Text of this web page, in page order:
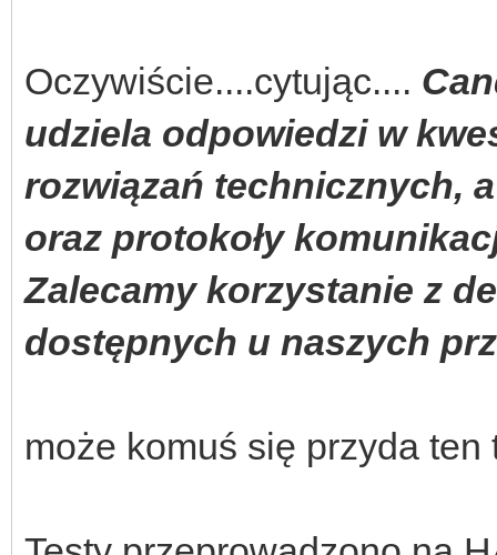
[}]]*,/i'
,$json $r
//wyszukiwanie
if ( strlen $r [
<8) {$r [1] .=
ta na wypadek bledu
$d=str_split($r[1
//
vout0=".$d[0].
Oczywiście....cytując....
udziela odpowiedzi w
rozwiązań technicznych,
oraz protokoły
Zalecamy korzystanie z
dostępnych u naszych
może komuś się przyda